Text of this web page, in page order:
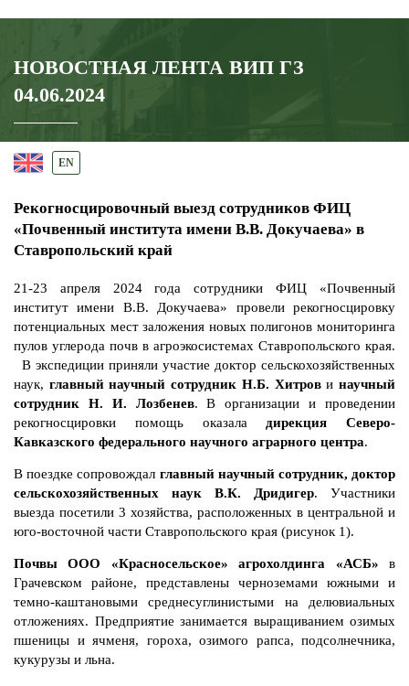
НОВОСТНАЯ ЛЕНТА ВИП ГЗ
04.06.2024
EN
Рекогносцировочный выезд сотрудников ФИЦ
«Почвенный института имени В.В. Докучаева» в
Ставропольский край
21-23 апреля 2024 года сотрудники ФИЦ «Почвенный
институт имени В.В. Докучаева» провели рекогносцировку
потенциальных мест заложения новых полигонов мониторинга
пулов углерода почв в агроэкосистемах Ставропольского края.
В экспедиции приняли участие доктор сельскохозяйственных
наук, главный научный сотрудник Н.Б. Хитровинаучный
сотрудник Н. И. Лозбенев. В организации и проведении
рекогносцировки помощь оказаладирекция Северо-
Кавказского федерального научного аграрного центра.
В поездке сопровождал главный научный сотрудник, доктор
сельскохозяйственных наук В.К. Дридигер. Участники
выезда посетили 3 хозяйства, расположенных в центральной и
юго-восточной части Ставропольского края (рисунок 1).
Почвы ООО «Красносельское» агрохолдинга «АСБ» в
Грачевском районе, представлены черноземами южными и
темно-каштановыми среднесуглинистыми на делювиальных
отложениях. Предприятие занимается выращиванием озимых
пшеницы и ячменя, гороха, озимого рапса, подсолнечника,
кукурузы и льна.